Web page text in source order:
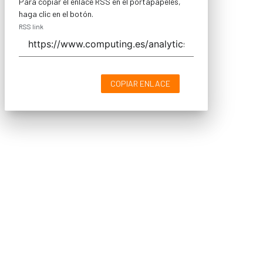
haga clic en el botón.
RSS link
COPIAR ENLACE